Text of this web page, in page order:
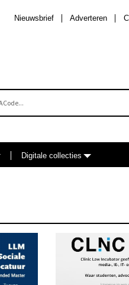
Adverteren
Nieuwsbrief
Digitale collecties